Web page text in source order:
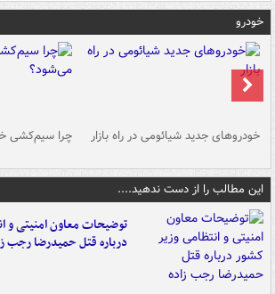
خودرو
خودروهای جدید شیائومی در راه بازار چرا سیم‌کشی
این مطالب را از دست ندهید....
توضیحات معاون امنیتی و
درباره قتل حمیدرضا رجب